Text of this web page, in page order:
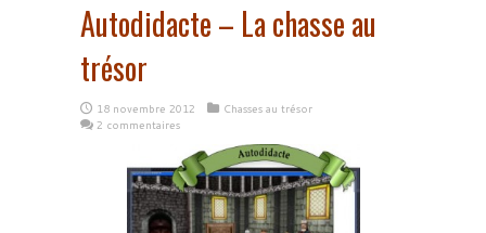
Autodidacte – La chasse au
trésor
18 novembre 2012
Chasses au trésor
2 commentaires